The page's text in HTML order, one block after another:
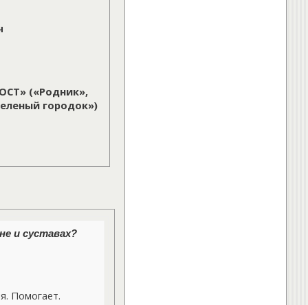
(«Родник»,
городок»)
и суставах?
Помогает.